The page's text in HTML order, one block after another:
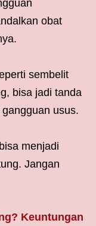
obat
sembelit
bisa jadi tanda
usus.
menjadi
Jangan
Keuntungan